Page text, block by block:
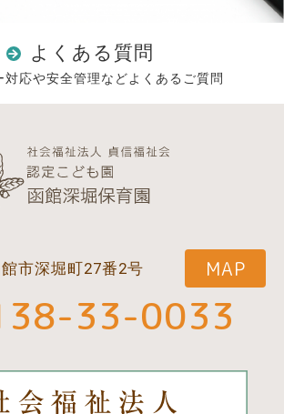
よくある質問
対応や安全管理などよくあるご質問
市深堀町27番2号 MAP
33-0033